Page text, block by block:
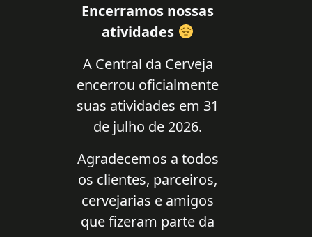
Encerramos nossas
atividades
A Central da Cerveja
encerrou oficialmente
suas atividades em 31
de julho de 2026.
Agradecemos a todos
os clientes, parceiros,
cervejarias e amigos
que fizeram parte da